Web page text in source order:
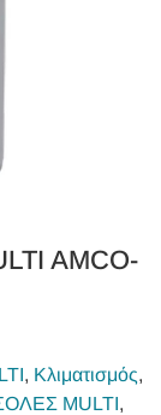
AMCO-
, Κλιματισμός,
MULTI,